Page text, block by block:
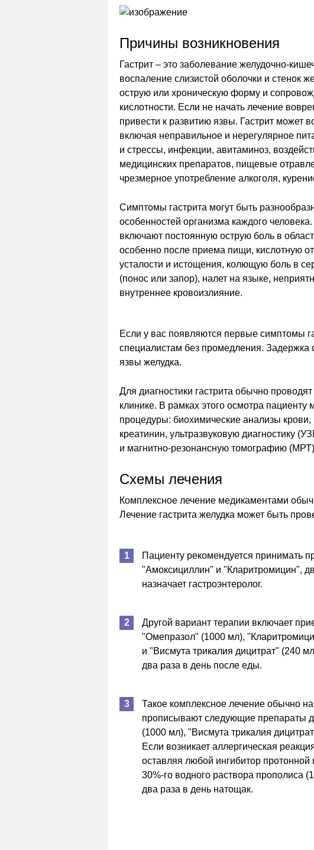
Причины возникновения
Гастрит – это заболевание желудочно-
воспаление слизистой оболочки и стенок
острую или хроническую форму и
кислотности. Если не начать лечение
привести к развитию язвы. Гастрит может
включая неправильное и нерегулярное
и стрессы, инфекции, авитаминоз,
медицинских препаратов, пищевые
чрезмерное употребление алкоголя,
Симптомы гастрита могут быть
особенностей организма каждого
включают постоянную острую боль в
особенно после приема пищи, кислотную
усталости и истощения, колющую боль в
(понос или запор), налет на языке,
внутреннее кровоизлияние.
Если у вас появляются первые симптомы
специалистам без промедления. Задержка
язвы желудка.
Для диагностики гастрита обычно
клинике. В рамках этого осмотра
процедуры: биохимические анализы крови,
креатинин, ультразвуковую диагностику
и магнитно-резонансную томографию
Схемы лечения
Комплексное лечение медикаментами
Лечение гастрита желудка может быть
Пациенту рекомендуется принимать
"Амоксициллин" и "Кларитромицин",
назначает гастроэнтеролог.
Другой вариант терапии включает
"Омепразол" (1000 мл),
и "Висмута трикалия дицитрат" (240
два раза в день после еды.
Такое комплексное лечение обычно
прописывают следующие препараты
(1000 мл), "Висмута трикалия
Если возникает аллергическая
оставляя любой ингибитор
30%-го водного раствора прополиса
два раза в день натощак.